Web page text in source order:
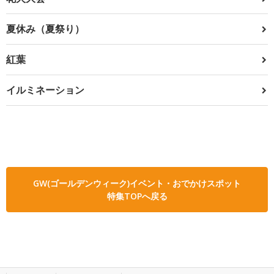
夏休み（夏祭り）
紅葉
イルミネーション
GW(ゴールデンウィーク)イベント・おでかけスポット
特集TOPへ戻る